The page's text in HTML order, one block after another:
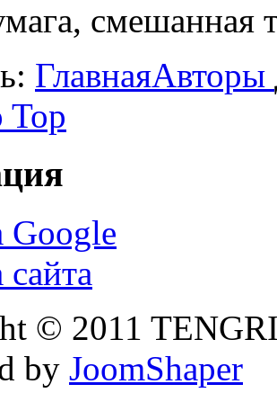
смешанная
ГлавнаяАвторы
Top
Google
сайта
© 2011
by JoomShaper